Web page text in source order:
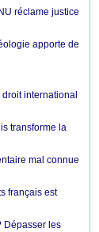
réclame justice
apporte de
international
transforme la
mal connue
français est
Dépasser les